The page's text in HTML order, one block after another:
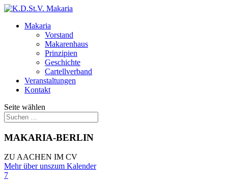
Makaria
Vorstand
Makarenhaus
Prinzipien
Geschichte
Cartellverband
Veranstaltungen
Kontakt
Seite wählen
MAKARIA-BERLIN
ZU AACHEN IM CV
Mehr über unszum Kalender
7